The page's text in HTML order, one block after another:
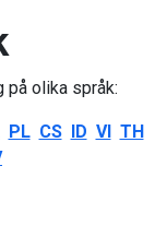
olika språk:
PL CS ID VI TH